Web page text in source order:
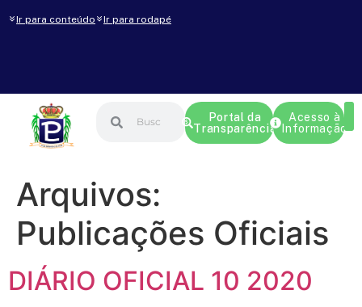
Ir para conteúdo Ir para rodapé
Portal da
Transparência
Acesso à
Informação
Arquivos:
Publicações Oficiais
DIÁRIO OFICIAL 10 2020